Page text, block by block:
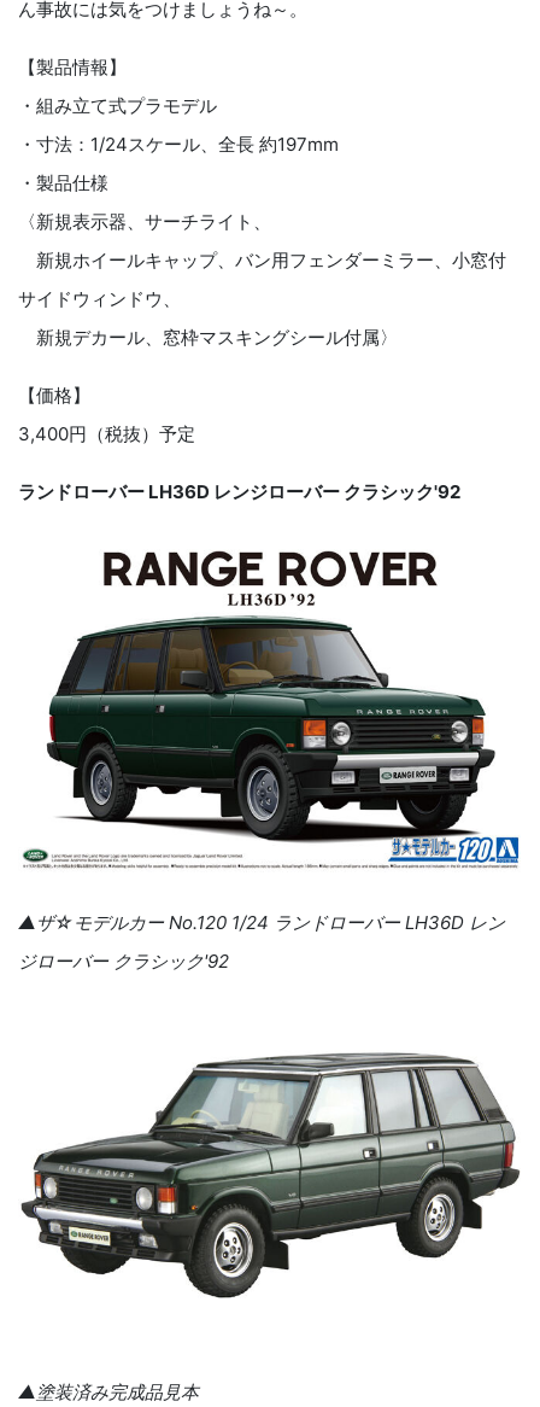
ん事故には気をつけましょうね～。
【製品情報】
・組み立て式プラモデル
・寸法：1/24スケール、全長 約197mm
・製品仕様
〈新規表示器、サーチライト、
新規ホイールキャップ、バン用フェンダーミラー、小窓付
サイドウィンドウ、
新規デカール、窓枠マスキングシール付属〉
【価格】
3,400円（税抜）予定
ランドローバー LH36D レンジローバー クラシック'92
▲ザ☆モデルカー No.120 1/24 ランドローバー LH36D レン
ジローバー クラシック'92
▲塗装済み完成品見本